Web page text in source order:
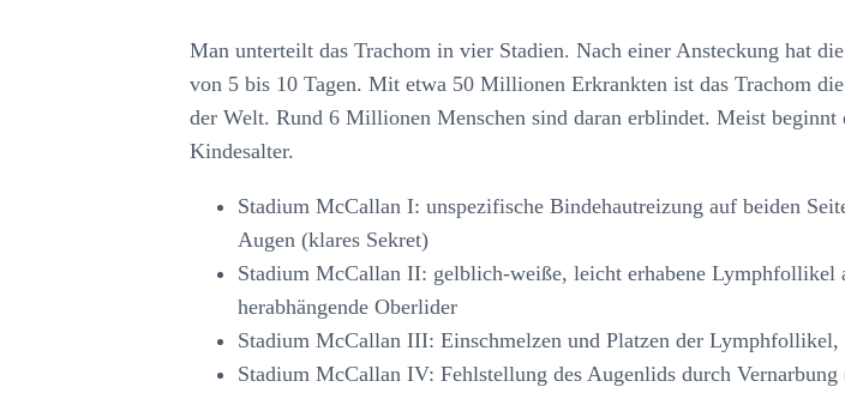
Man unterteilt das Trachom in vier Stadien. Nach einer Ansteckung hat
von 5 bis 10 Tagen. Mit etwa 50 Millionen Erkrankten ist das Trachom
der Welt. Rund 6 Millionen Menschen sind daran erblindet. Meist beginnt
Kindesalter.
Stadium McCallan I: unspezifische Bindehautreizung auf beiden
Augen (klares Sekret)
Stadium McCallan II: gelblich-weiße, leicht erhabene Lymphfollikel
herabhängende Oberlider
Stadium McCallan III: Einschmelzen und Platzen der Lymphfollikel,
Stadium McCallan IV: Fehlstellung des Augenlids durch